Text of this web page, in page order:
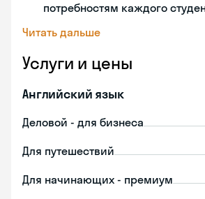
потребностям каждого
Читать дальше
Услуги и цены
Английский язык
Деловой - для бизнеса
Для путешествий
Для начинающих - премиум